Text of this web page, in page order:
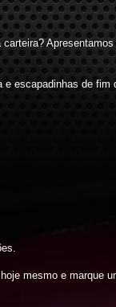
escapadinhas de
mesmo e marque